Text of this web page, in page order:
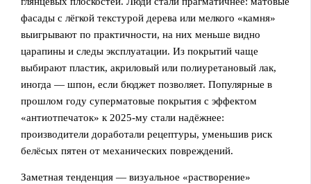
фасады с лёгкой текстурой дерева или мелкого «камня»
выигрывают по практичности, на них меньше видно
царапины и следы эксплуатации. Из покрытий чаще
выбирают пластик, акриловый или полиуретановый лак,
иногда — шпон, если бюджет позволяет. Популярные в
прошлом году суперматовые покрытия с эффектом
«антиотпечаток» к 2025-му стали надёжнее:
производители доработали рецептуры, уменьшив риск
белёсых пятен от механических повреждений.
Заметная тенденция — визуальное «растворение»